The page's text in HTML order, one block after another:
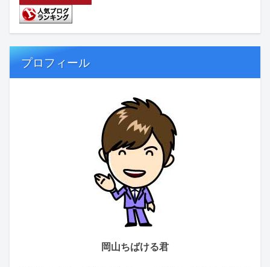
プロフィール
岡山ちばける君